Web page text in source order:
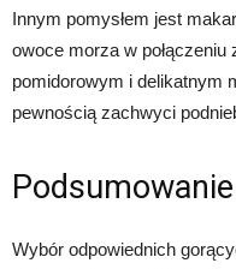
Innym pomysłem jest
owoce morza w
pomidorowym i delikatnym
pewnością zachwyci
Podsumowanie
Wybór odpowiednich